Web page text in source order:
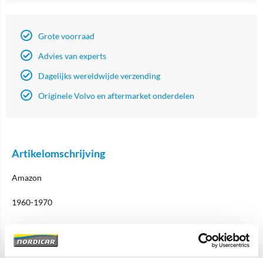
Grote voorraad
Advies van experts
Dagelijks wereldwijde verzending
Originele Volvo en aftermarket onderdelen
Artikelomschrijving
Amazon
1960-1970
Specificaties